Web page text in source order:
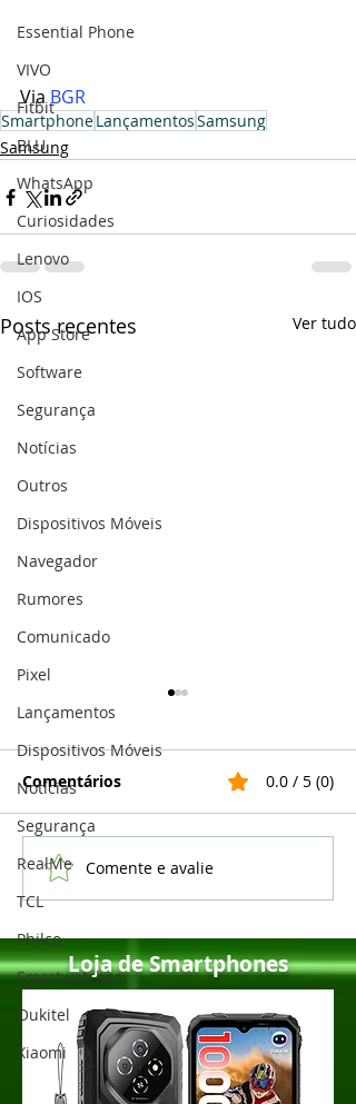
Essential Phone
VIVO
Fitbit
BLU
WhatsApp
Curiosidades
Lenovo
IOS
App Store
Software
Segurança
Notícias
Outros
Dispositivos Móveis
Navegador
Rumores
Comunicado
Pixel
Lançamentos
Dispositivos Móveis
Notícias
Segurança
RealMe
TCL
Philco
Smartwatches
Oukitel
Xiaomi
Via BGR
SmartphoneLançamentosSamsung
Samsung
Posts recentes Ver tudo
Samsung não
atualizará Galaxy S10 e
13
Comentários 0.0 / 5 (0)
Comente e avalie
Loja de Smartphones